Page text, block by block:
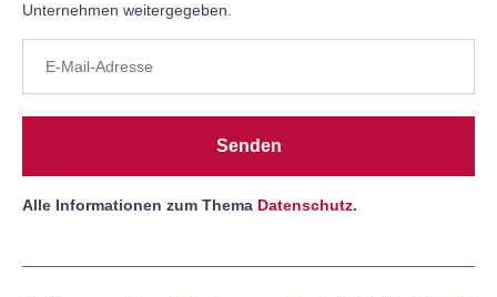
Unternehmen weitergegeben.
Senden
Alle Informationen zum Thema Datenschutz.